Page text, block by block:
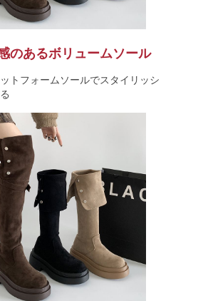
のあるボリュームソール
トフォームソールでスタイリッシ